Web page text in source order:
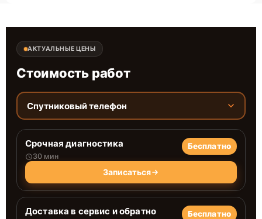
АКТУАЛЬНЫЕ ЦЕНЫ
Стоимость работ
Спутниковый телефон
Срочная диагностика
30 мин
Бесплатно
Записаться
Доставка в сервис и обратно Бесплатно